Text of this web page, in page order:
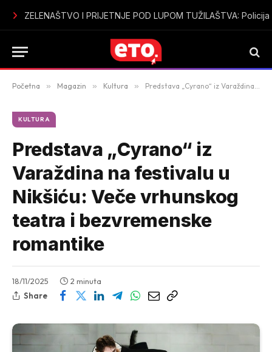
Sutomore u špicu sezone bez vode: Mještani i turisti
Početna » Magazin » Kultura » Predstava „Cyrano“ iz Varaždina na festivalu u Nikšiću: Veče vrhunskog teatra i bezvremenske romantike
KULTURA
Predstava „Cyrano“ iz
Varaždina na festivalu u
Nikšiću: Veče vrhunskog
teatra i bezvremenske
romantike
18/11/2025
2 minuta
Share